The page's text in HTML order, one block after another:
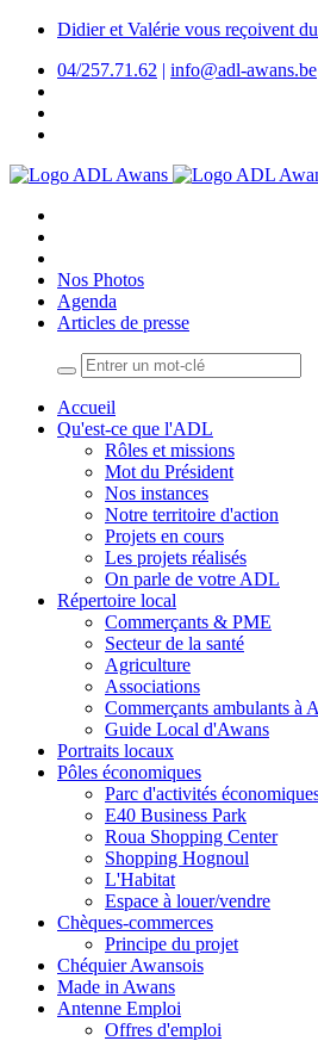
Didier et Valérie vous reçoivent
04/257.71.62 | info@adl-awans.be
Nos Photos
Agenda
Articles de presse
Accueil
Qu'est-ce que l'ADL
Rôles et missions
Mot du Président
Nos instances
Notre territoire d'action
Projets en cours
Les projets réalisés
On parle de votre ADL
Répertoire local
Commerçants & PME
Secteur de la santé
Agriculture
Associations
Commerçants ambulants à
Guide Local d'Awans
Portraits locaux
Pôles économiques
Parc d'activités
E40 Business Park
Roua Shopping Center
Shopping Hognoul
L'Habitat
Espace à louer/vendre
Chèques-commerces
Principe du projet
Chéquier Awansois
Made in Awans
Antenne Emploi
Offres d'emploi